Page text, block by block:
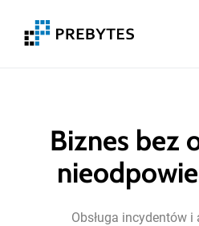
Biznes bez
Obsługa incydentów i